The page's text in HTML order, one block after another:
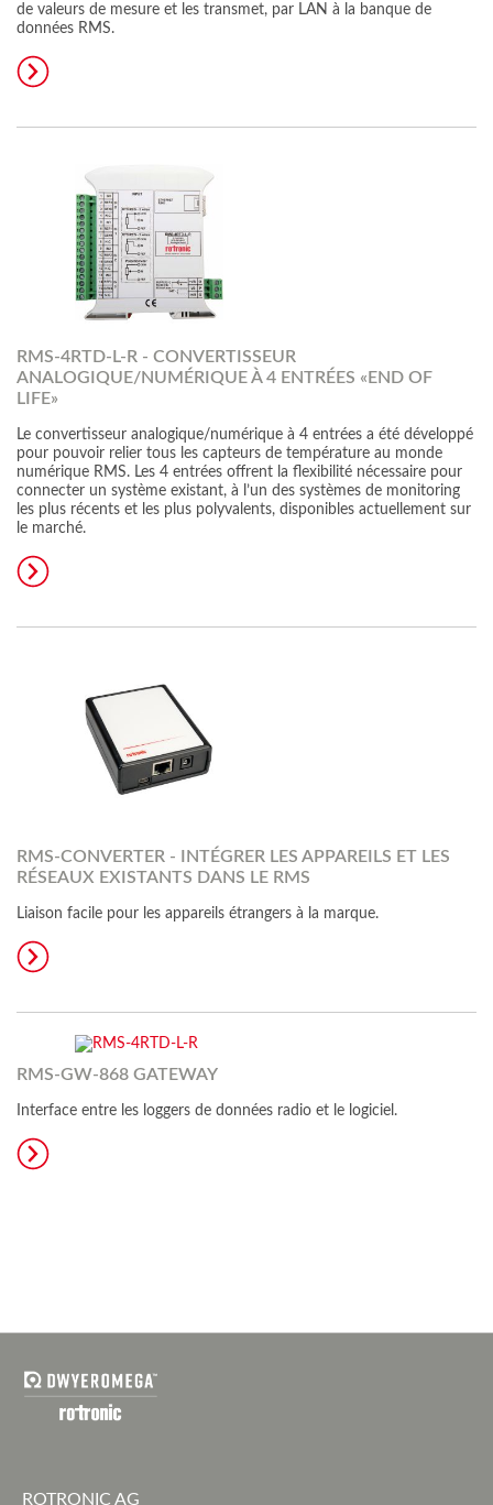
de valeurs de mesure et les transmet, par LAN à la banque de
données RMS.
RMS-4RTD-L-R - CONVERTISSEUR
ANALOGIQUE/NUMÉRIQUE À 4 ENTRÉES «END OF
LIFE»
Le convertisseur analogique/numérique à 4 entrées a été développé
pour pouvoir relier tous les capteurs de température au monde
numérique RMS. Les 4 entrées offrent la flexibilité nécessaire pour
connecter un système existant, à l’un des systèmes de monitoring
les plus récents et les plus polyvalents, disponibles actuellement sur
le marché.
RMS-CONVERTER - INTÉGRER LES APPAREILS ET LES
RÉSEAUX EXISTANTS DANS LE RMS
Liaison facile pour les appareils étrangers à la marque.
RMS-GW-868 GATEWAY
Interface entre les loggers de données radio et le logiciel.
ROTRONIC AG